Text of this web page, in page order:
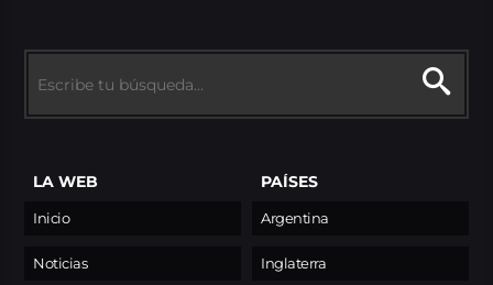
LA WEB
Inicio
Noticias
PAÍSES
Argentina
Inglaterra